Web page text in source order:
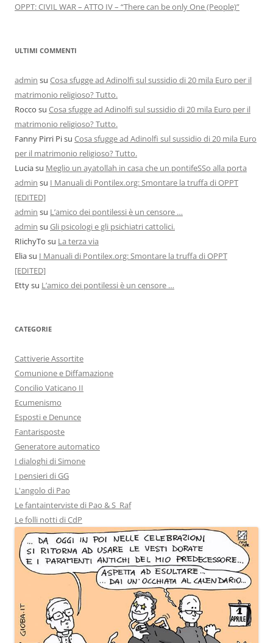
OPPT: CIVIL WAR – ATTO IV – “There can be only One (People)”
ULTIMI COMMENTI
admin su Cosa sfugge ad Adinolfi sul sussidio di 20 mila Euro per il
matrimonio religioso? Tutto.
Rocco su Cosa sfugge ad Adinolfi sul sussidio di 20 mila Euro per il
matrimonio religioso? Tutto.
Fanny Pirri Pisu Cosa sfugge ad Adinolfi sul sussidio di 20 mila Euro
per il matrimonio religioso? Tutto.
Luciasu Meglio un ayatollah in casa che un pontifeSSo alla porta
admin su I Manuali di Pontilex.org: Smontare la truffa di OPPT
[EDITED]
admin su L’amico dei pontilessi è un censore …
admin su Gli psicologi e gli psichiatri cattolici.
RIichyTo su La terza via
Eliasu I Manuali di Pontilex.org: Smontare la truffa di OPPT
[EDITED]
Ettysu L’amico dei pontilessi è un censore …
CATEGORIE
Cattiverie Assortite
Comunione e Diffamazione
Concilio Vaticano II
Ecumenismo
Esposti e Denunce
Fantarisposte
Generatore automatico
I dialoghi di Simone
I pensieri di GG
L'angolo di Pao
Le fantainterviste di Pao & S_Raf
Le folli notti di CdP